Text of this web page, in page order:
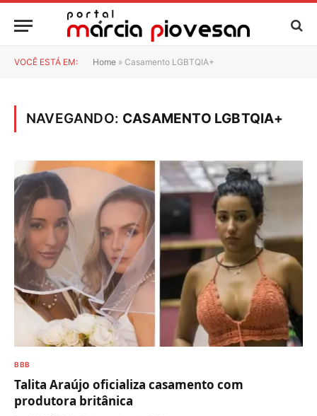
VOCÊ ESTÁ EM: Home » Casamento LGBTQIA+
NAVEGANDO: CASAMENTO LGBTQIA+
BBB
Talita Araújo oficializa casamento com
produtora britânica